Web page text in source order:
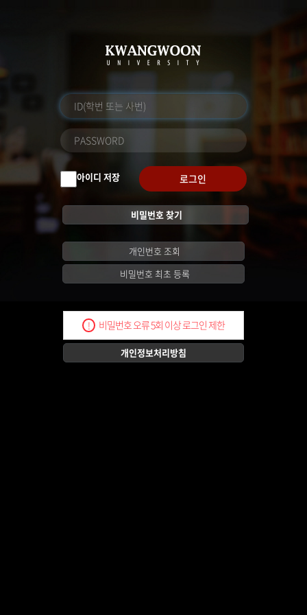
아이디 저장 로그인
비밀번호 찾기
개인번호 조회
비밀번호 최초 등록
! 비밀번호 오류 5회 이상 로그인 제한
개인정보처리방침